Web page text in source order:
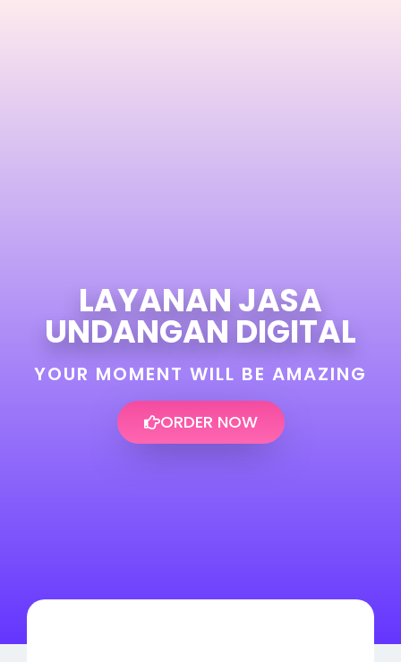
LAYANAN JASA
UNDANGAN DIGITAL
YOUR MOMENT WILL BE AMAZING
ORDER NOW